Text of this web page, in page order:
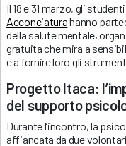
Il 18 e 31 marzo, gli
Acconciaturahanno
della salute mentale,
gratuita che mira a
e a fornire loro gli
Progetto Itaca:
del supporto
Durante l’incontro, la
affiancata da due